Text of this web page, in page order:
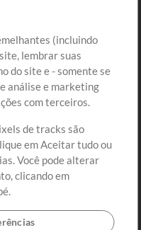
se
carrinho
(incluindo
lembrar suas
do site e - somente se
análise e marketing
com terceiros.
de tracks são
em Aceitar tudo ou
Você pode alterar
clicando em